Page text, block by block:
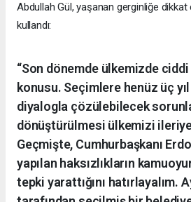
Abdullah Gül, yaşanan gerginliğe
kullandı:
“Son dönemde ülkemizde
konusu. Seçimlere henüz üç
diyalogla çözülebilecek
dönüştürülmesi ülkemizi
Geçmişte, Cumhurbaşkanı
yapılan haksızlıkların
tepki yarattığını hatırlayalım.